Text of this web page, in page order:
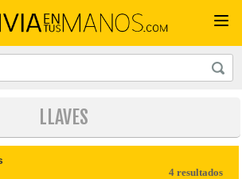
LLAVES
4 resultados